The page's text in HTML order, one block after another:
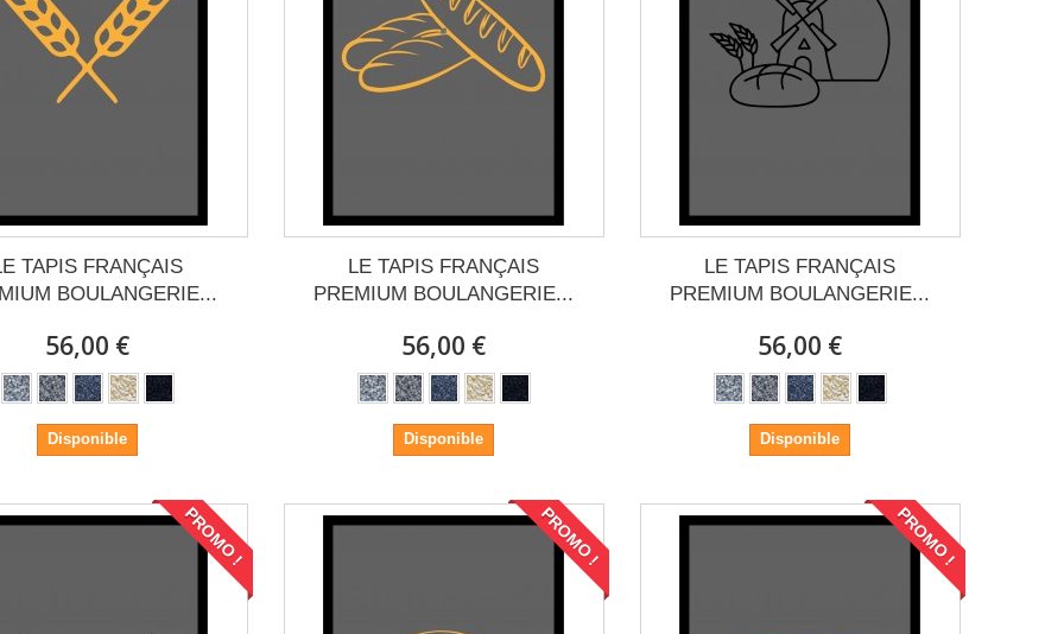
TAPIS FRANÇAIS
BOULANGERIE...
56,00 €
Disponible
LE TAPIS FRANÇAIS
PREMIUM BOULANGERIE...
56,00 €
Disponible
LE TAPIS FRANÇAIS
PREMIUM BOULANGERIE...
56,00 €
Disponible
PROMO ! PROMO ! PROMO !